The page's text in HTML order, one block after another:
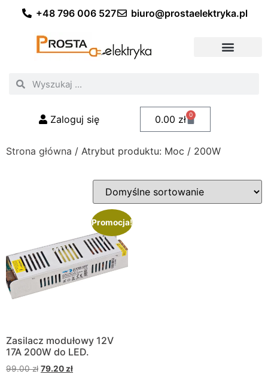
+48 796 006 527 biuro@prostaelektryka.pl
Zaloguj się 0.00 zł 0
Strona główna / Atrybut produktu: Moc / 200W
Promocja!
Zasilacz modułowy 12V
17A 200W do LED.
99.00zł 79.20 zł